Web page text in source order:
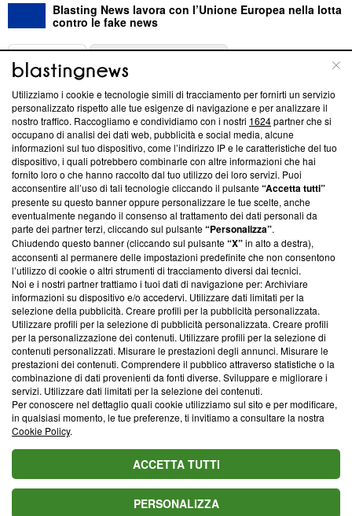
Blasting News lavora con l’Unione Europea nella lotta
contro le fake news
ABOUT
Questa sezione offre informazioni trasparenti su Blasting
News, sui nostri processi editoriali e su come ci impegniamo a
creare news di qualità. Inoltre, afferma la nostra aderenza a
‘Trust Project - News with Integrity’Blasting News non è
ancora membro del programma, ma ha richiesto di farne
parte; Trust Project non ha ancora effettuato una verifica di
conformità agli standard.
Su di noi
Team editoriale
Corporate
Redazione
Informativa Privacy
Cookie Policy
Blasting SA, IDI CHE-247.845.224, Via Carlo Frasca, 3 - 6900
Lugano (Svizzera) Tel:+39 0690258937
© 2026 Blasting News
Utilizziamo i cookie e tecnologie simili di tracciamento per fornirti un servizio
personalizzato rispetto alle tue esigenze di navigazione e per analizzare il
nostro traffico. Raccogliamo e condividiamo con i nostri 1624partner che si
occupano di analisi dei dati web, pubblicità e social media, alcune
informazioni sul tuo dispositivo, come l’indirizzo IP e le caratteristiche del tuo
dispositivo, i quali potrebbero combinarle con altre informazioni che hai
fornito loro o che hanno raccolto dal tuo utilizzo dei loro servizi. Puoi
acconsentire all’uso di tali tecnologie cliccando il pulsante“Accetta tutti”
presente su questo banner oppure personalizzare le tue scelte, anche
eventualmente negando il consenso al trattamento dei dati personali da
parte dei partner terzi, cliccando sul pulsante“Personalizza”.
Chiudendo questo banner (cliccando sul pulsante“X”in alto a destra),
acconsenti al permanere delle impostazioni predefinite che non consentono
l’utilizzo di cookie o altri strumenti di tracciamento diversi dai tecnici.
Noi e i nostri partner trattiamo i tuoi dati di navigazione per: Archiviare
informazioni su dispositivo e/o accedervi. Utilizzare dati limitati per la
selezione della pubblicità. Creare profili per la pubblicità personalizzata.
Utilizzare profili per la selezione di pubblicità personalizzata. Creare profili
per la personalizzazione dei contenuti. Utilizzare profili per la selezione di
contenuti personalizzati. Misurare le prestazioni degli annunci. Misurare le
prestazioni dei contenuti. Comprendere il pubblico attraverso statistiche o la
combinazione di dati provenienti da fonti diverse. Sviluppare e migliorare i
servizi. Utilizzare dati limitati per la selezione dei contenuti.
Per conoscere nel dettaglio quali cookie utilizziamo sul sito e per modificare,
in qualsiasi momento, le tue preferenze, ti invitiamo a consultare la nostra
Cookie Policy.
ACCETTA TUTTI
PERSONALIZZA